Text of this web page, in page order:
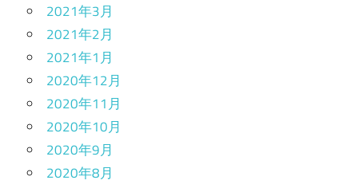
2021年3月
2021年2月
2021年1月
2020年12月
2020年11月
2020年10月
2020年9月
2020年8月